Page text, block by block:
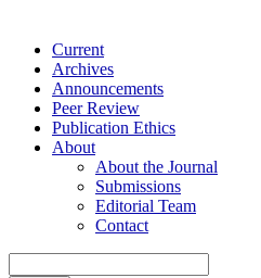
Current
Archives
Announcements
Peer Review
Publication Ethics
About
About the Journal
Submissions
Editorial Team
Contact